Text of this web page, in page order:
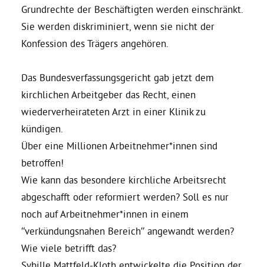
Bezirksvertretungen
Aktiv werden
Termine
Arbeitsgruppen
Mitglied werden
Kommunalpolitik
Grundrechte der Beschäftigten werden einschränkt.
Sie werden diskriminiert, wenn sie nicht der
Konfession des Trägers angehören.
Das Bundesverfassungsgericht gab jetzt dem
kirchlichen Arbeitgeber das Recht, einen
wiederverheirateten Arzt in einer Klinik zu
kündigen.
Über eine Millionen Arbeitnehmer*innen sind
betroffen!
Wie kann das besondere kirchliche Arbeitsrecht
abgeschafft oder reformiert werden? Soll es nur
noch auf Arbeitnehmer*innen in einem
“verkündungsnahen Bereich” angewandt werden?
Wie viele betrifft das?